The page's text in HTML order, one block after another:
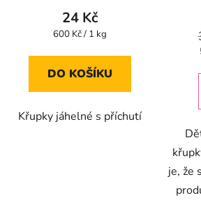
24 Kč
Měrná
600 Kč / 1 kg
DO KOŠÍKU
Křupky jáhelné s příchutí
je, že